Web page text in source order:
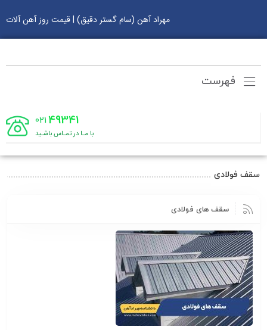
مهراد آهن (سام گستر دقیق) | قیمت روز آهن آلات
فهرست
49341
021
با مـا در تمـاس باشـید
سقف فولادی
سقف های فولادی